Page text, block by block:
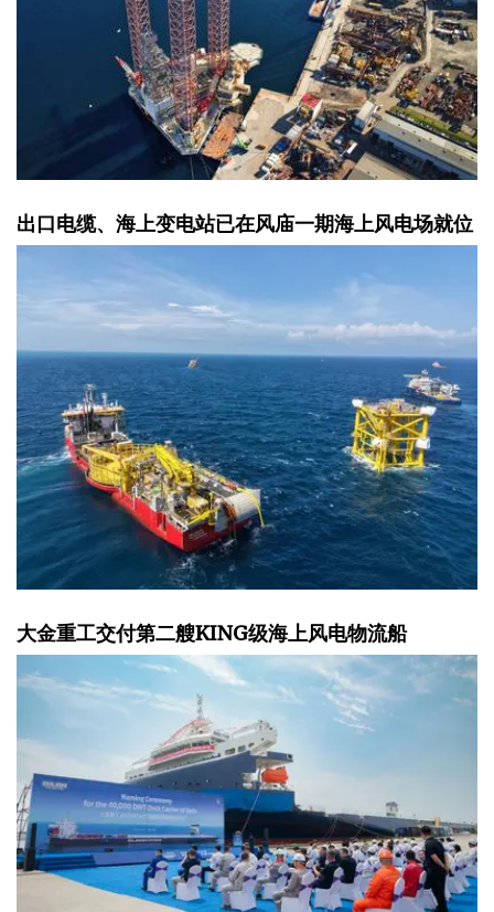
出口电缆、海上变电站已在风庙一期海上风电场就位
大金重工交付第二艘KING级海上风电物流船